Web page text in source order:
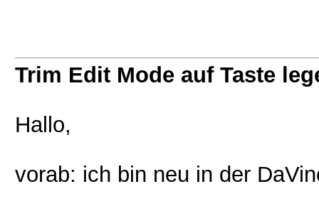
Trim Edit Mode auf Taste
Hallo,
vorab: ich bin neu in der